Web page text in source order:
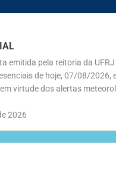
emitida pela reitoria da
de hoje, 07/08/2026,
virtude dos alertas
2026